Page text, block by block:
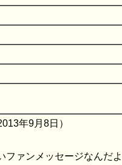
年9月8日）
ァンメッセージなんだ